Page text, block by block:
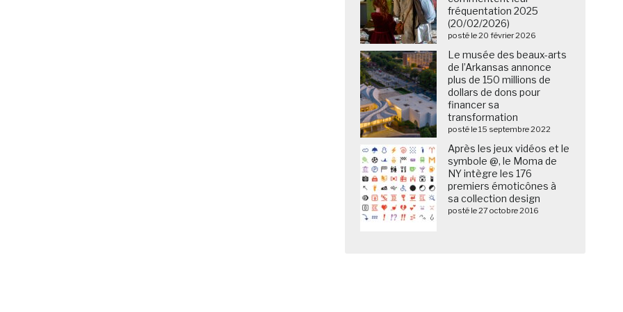
fréquentation 2025
(20/02/2026)
posté le 20 février 2026
Le musée des beaux-arts
de l’Arkansas annonce
plus de 150 millions de
dollars de dons pour
financer sa
transformation
posté le 15 septembre 2022
Après les jeux vidéos et le
symbole @, le Moma de
NY intègre les 176
premiers émoticônes à
sa collection design
posté le 27 octobre 2016